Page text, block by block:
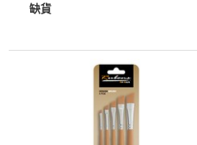
缺貨